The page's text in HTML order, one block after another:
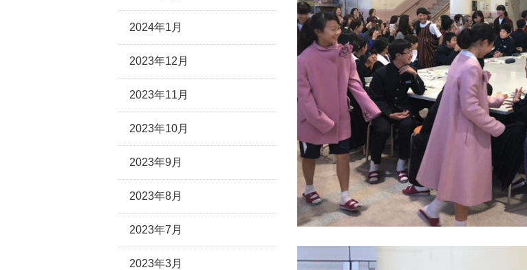
2024年1月
2023年12月
2023年11月
2023年10月
2023年9月
2023年8月
2023年7月
2023年3月